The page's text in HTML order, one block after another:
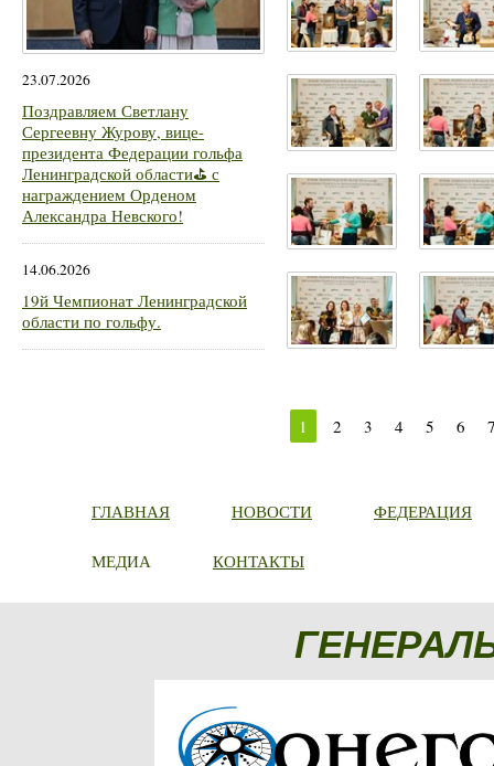
23.07.2026
Поздравляем Светлану
Сергеевну Журову, вице-
президента Федерации гольфа
Ленинградской области⛳ с
награждением Орденом
Александра Невского!
14.06.2026
19й Чемпионат Ленинградской
области по гольфу.
1 2 3 4 5 6
ГЛАВНАЯ НОВОСТИ ФЕДЕРАЦИЯ
МЕДИА КОНТАКТЫ